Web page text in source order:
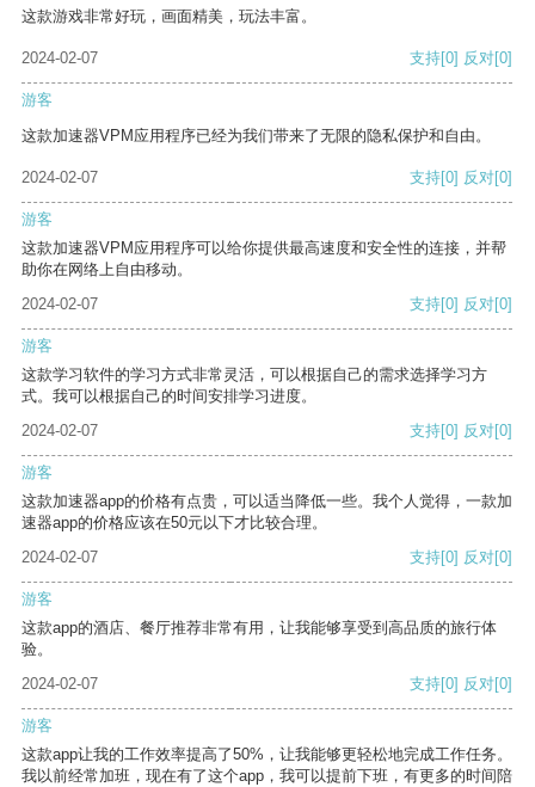
这款游戏非常好玩，画面精美，玩法丰富。
2024-02-07 支持[0] 反对[0]
游客
这款加速器VPM应用程序已经为我们带来了无限的隐私保护和自由。
2024-02-07 支持[0] 反对[0]
游客
这款加速器VPM应用程序可以给你提供最高速度和安全性的连接，并帮
助你在网络上自由移动。
2024-02-07
支持[0] 反对[0]
游客
这款学习软件的学习方式非常灵活，可以根据自己的需求选择学习方
式。我可以根据自己的时间安排学习进度。
2024-02-07
支持[0] 反对[0]
游客
这款加速器app的价格有点贵，可以适当降低一些。我个人觉得，一款加
速器app的价格应该在50元以下才比较合理。
2024-02-07
支持[0] 反对[0]
游客
这款app的酒店、餐厅推荐非常有用，让我能够享受到高品质的旅行体
验。
2024-02-07
支持[0] 反对[0]
游客
这款app让我的工作效率提高了50%，让我能够更轻松地完成工作任务。
我以前经常加班，现在有了这个app，我可以提前下班，有更多的时间陪